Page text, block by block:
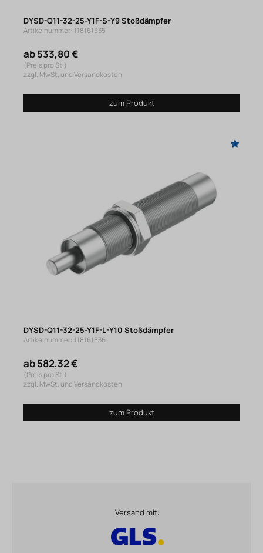
DYSD-Q11-32-25-Y1F-S-Y9 Stoßdämpfer
Artikelnummer: 118161535
ab 533,80 €
(Preis pro St.)
zzgl. MwSt. und Versandkosten
zum Produkt
DYSD-Q11-32-25-Y1F-L-Y10 Stoßdämpfer
Artikelnummer: 118161536
ab 582,32 €
(Preis pro St.)
zzgl. MwSt. und Versandkosten
zum Produkt
Versand mit: